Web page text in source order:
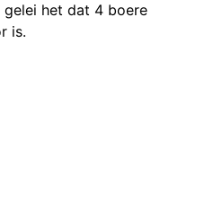
het dat 4 boere
is.